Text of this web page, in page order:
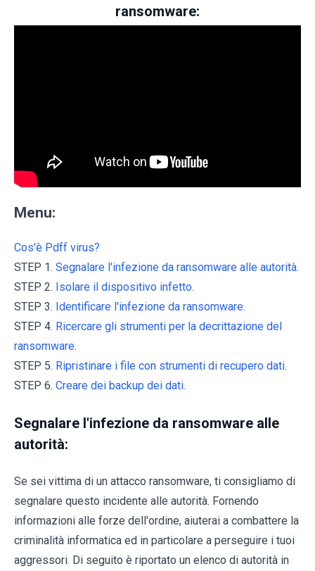
ransomware:
Menu:
Cos'è Pdff virus?
STEP 1. Segnalare l'infezione da ransomware alle autorità.
STEP 2. Isolare il dispositivo infetto.
STEP 3. Identificare l'infezione da ransomware.
STEP 4. Ricercare gli strumenti per la decrittazione del
ransomware.
STEP 5. Ripristinare i file con strumenti di recupero dati.
STEP 6. Creare dei backup dei dati.
Segnalare l'infezione da ransomware alle
autorità:
Se sei vittima di un attacco ransomware, ti consigliamo di
segnalare questo incidente alle autorità. Fornendo
informazioni alle forze dell'ordine, aiuterai a combattere la
criminalità informatica ed in particolare a perseguire i tuoi
aggressori. Di seguito è riportato un elenco di autorità in